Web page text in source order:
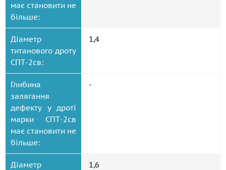
має становити не
більше:
Діаметр
титанового дроту
СПТ-2св:
1,4
Глибина
залягання
дефекту у дроті
марки СПТ-2св
має становити не
більше:
-
Діаметр
1,6